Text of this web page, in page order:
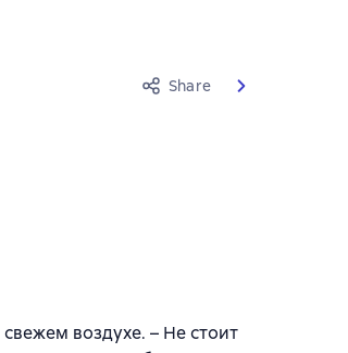
Share
воздухе. – Не стоит